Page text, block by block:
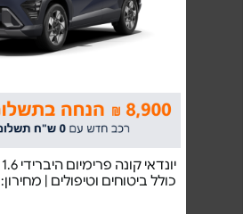
יונדאי קונה פרימיום היברידי 1.6
כולל ביטוחים וטיפולים | מחירון: 176,990 ₪